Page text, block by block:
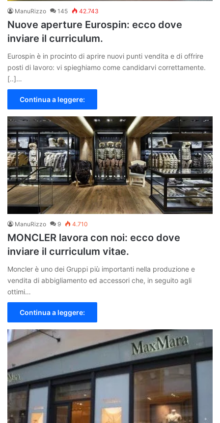
ManuRizzo 145 42.743
Nuove aperture Eurospin: ecco dove
inviare il curriculum.
Eurospin è in procinto di aprire nuovi punti vendita e di offrire
posti di lavoro: vi spieghiamo come candidarvi correttamente.
[..]…
Continua a leggere:
ManuRizzo 9 4.710
MONCLER lavora con noi: ecco dove
inviare il curriculum vitae.
Moncler è uno dei Gruppi più importanti nella produzione e
vendita di abbigliamento ed accessori che, in seguito agli
ottimi…
Continua a leggere: